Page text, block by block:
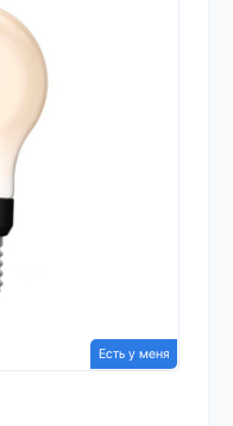
Есть у меня